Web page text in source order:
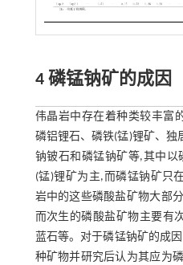
4 磷锰钠矿的成因
伟晶岩中存在着种类较丰富
磷铝锂石、磷铁(锰)锂矿、
钠铍石和磷锰钠矿等,其中以
(锰)锂矿为主,而磷锰钠矿只
岩中的这些磷酸盐矿物大部
而次生的磷酸盐矿物主要有
蓝石等。对于磷锰钠矿的成因
种矿物并研究后认为其应为